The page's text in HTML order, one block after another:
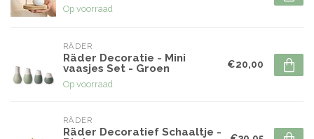
Op voorraad
RÄDER
Räder Decoratie - Mini
vaasjes Set - Groen
Op voorraad
€20,00
RÄDER
Räder Decoratief Schaaltje -